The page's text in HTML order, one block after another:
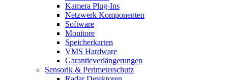
Kamera Plug-Ins
Netzwerk Komponenten
Software
Monitore
Speicherkarten
VMS Hardware
Garantieverlängerungen
Sensorik & Perimeterschutz